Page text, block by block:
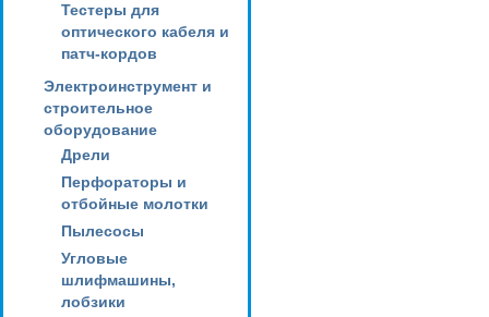
Тестеры для
оптического кабеля и
патч-кордов
Электроинструмент и
строительное
оборудование
Дрели
Перфораторы и
отбойные молотки
Пылесосы
Угловые
шлифмашины,
лобзики